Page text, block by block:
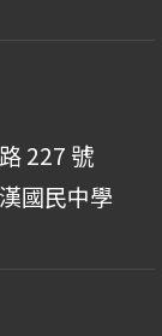
227 號
國民中學